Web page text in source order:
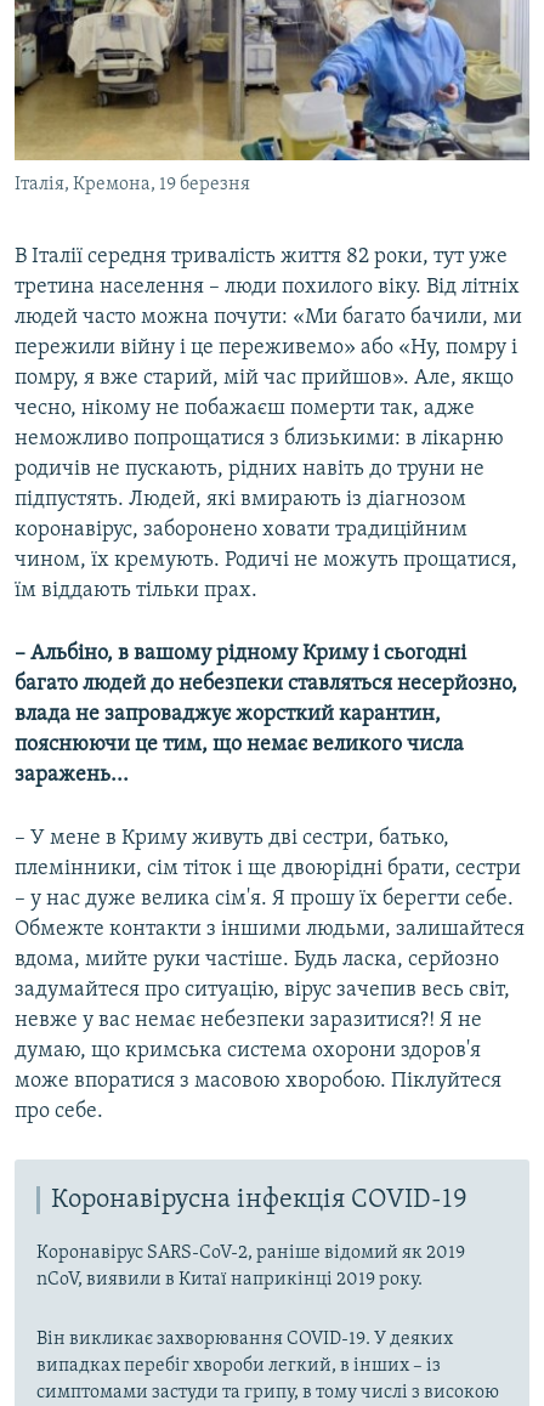
Італія, Кремона, 19 березня
В Італії середня тривалість життя 82 роки, тут уже
третина населення – люди похилого віку. Від літніх
людей часто можна почути: «Ми багато бачили, ми
пережили війну і це переживемо» або «Ну, помру і
помру, я вже старий, мій час прийшов». Але, якщо
чесно, нікому не побажаєш померти так, адже
неможливо попрощатися з близькими: в лікарню
родичів не пускають, рідних навіть до труни не
підпустять. Людей, які вмирають із діагнозом
коронавірус, заборонено ховати традиційним
чином, їх кремують. Родичі не можуть прощатися,
їм віддають тільки прах.
– Альбіно, в вашому рідному Криму і сьогодні
багато людей до небезпеки ставляться несерйозно,
влада не запроваджує жорсткий карантин,
пояснюючи це тим, що немає великого числа
заражень...
– У мене в Криму живуть дві сестри, батько,
племінники, сім тіток і ще двоюрідні брати, сестри
– у нас дуже велика сім'я. Я прошу їх берегти себе.
Обмежте контакти з іншими людьми, залишайтеся
вдома, мийте руки частіше. Будь ласка, серйозно
задумайтеся про ситуацію, вірус зачепив весь світ,
невже у вас немає небезпеки заразитися?! Я не
думаю, що кримська система охорони здоров'я
може впоратися з масовою хворобою. Піклуйтеся
про себе.
Коронавірусна інфекція COVID-19
Коронавірус SARS-CoV-2, раніше відомий як 2019
nCoV, виявили в Китаї наприкінці 2019 року.
Він викликає захворювання COVID-19. У деяких
випадках перебіг хвороби легкий, в інших – із
симптомами застуди та грипу, в тому числі з високою